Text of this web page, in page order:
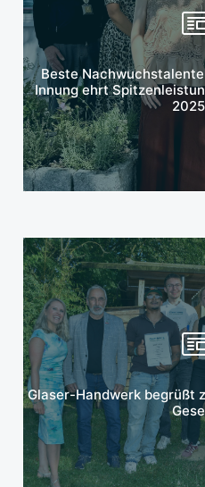
Beste
Innung ehrt
Mehr
Glaser-Handwerk begrüßt
Mehr